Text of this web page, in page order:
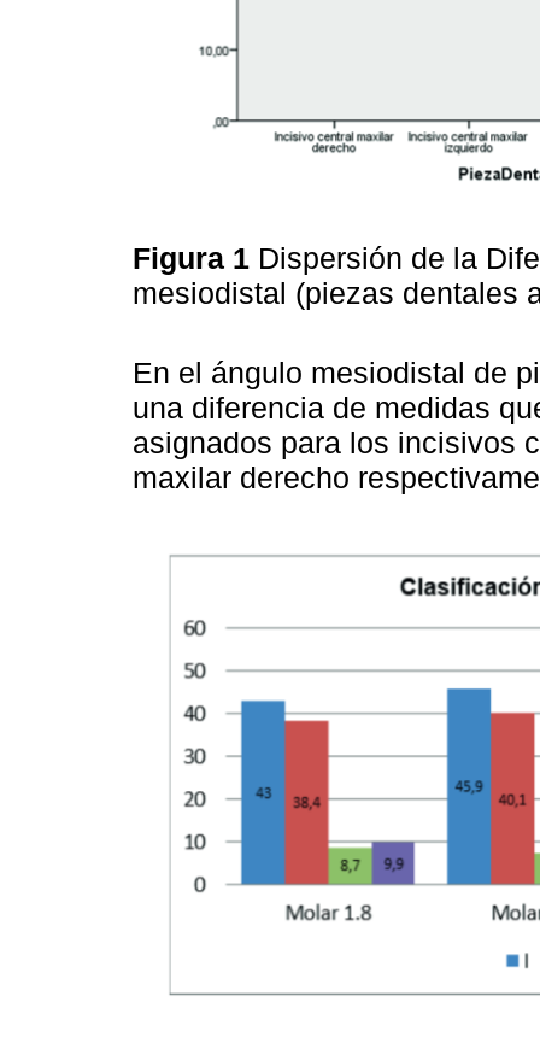
Figura 1 Dispersión de la
mesiodistal (piezas dentales
En el ángulo mesiodistal de
una diferencia de medidas
asignados para los incisivos
maxilar derecho